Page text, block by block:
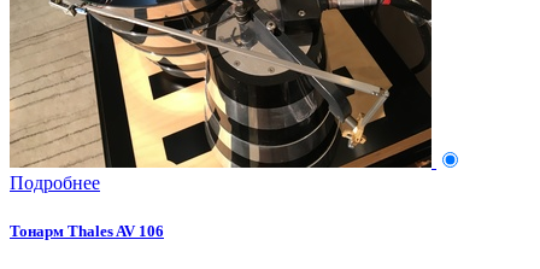
Подробнее
Тонарм Thales AV 106